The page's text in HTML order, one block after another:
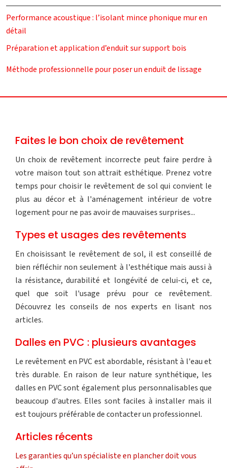
Performance acoustique : l’isolant mince phonique mur en
détail
Préparation et application d’enduit sur support bois
Méthode professionnelle pour poser un enduit de lissage
Faites le bon choix de revêtement
Un choix de revêtement incorrecte peut faire perdre à
votre maison tout son attrait esthétique. Prenez votre
temps pour choisir le revêtement de sol qui convient le
plus au décor et à l'aménagement intérieur de votre
logement pour ne pas avoir de mauvaises surprises...
Types et usages des revêtements
En choisissant le revêtement de sol, il est conseillé de
bien réfléchir non seulement à l'esthétique mais aussi à
la résistance, durabilité et longévité de celui-ci, et ce,
quel que soit l'usage prévu pour ce revêtement.
Découvrez les conseils de nos experts en lisant nos
articles.
Dalles en PVC : plusieurs avantages
Le revêtement en PVC est abordable, résistant à l'eau et
très durable. En raison de leur nature synthétique, les
dalles en PVC sont également plus personnalisables que
beaucoup d'autres. Elles sont faciles à installer mais il
est toujours préférable de contacter un professionnel.
Articles récents
Les garanties qu’un spécialiste en plancher doit vous